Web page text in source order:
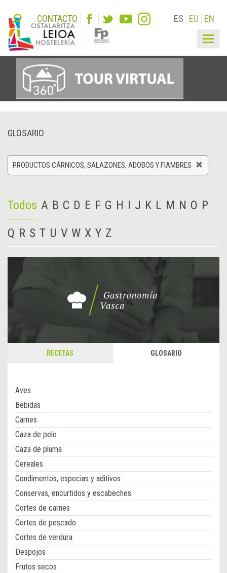
CONTACTO ES EU EN
GLOSARIO
PRODUCTOS CÁRNICOS, SALAZONES, ADOBOS Y FIAMBRES
Todos A B C D E F G H I J K L M N O P
Q R S T U V W X Y Z
RECETAS GLOSARIO
Aves
Bebidas
Carnes
Caza de pelo
Caza de pluma
Cereales
Condimentos, especias y aditivos
Conservas, encurtidos y escabeches
Cortes de carnes
Cortes de pescado
Cortes de verdura
Despojos
Frutos secos